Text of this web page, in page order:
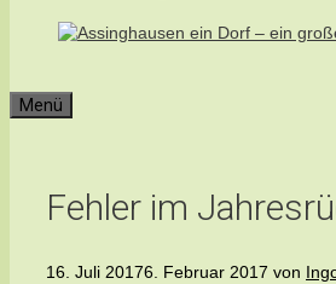
Menü
Fehler im
16. Juli 20176. Februar 2017 von